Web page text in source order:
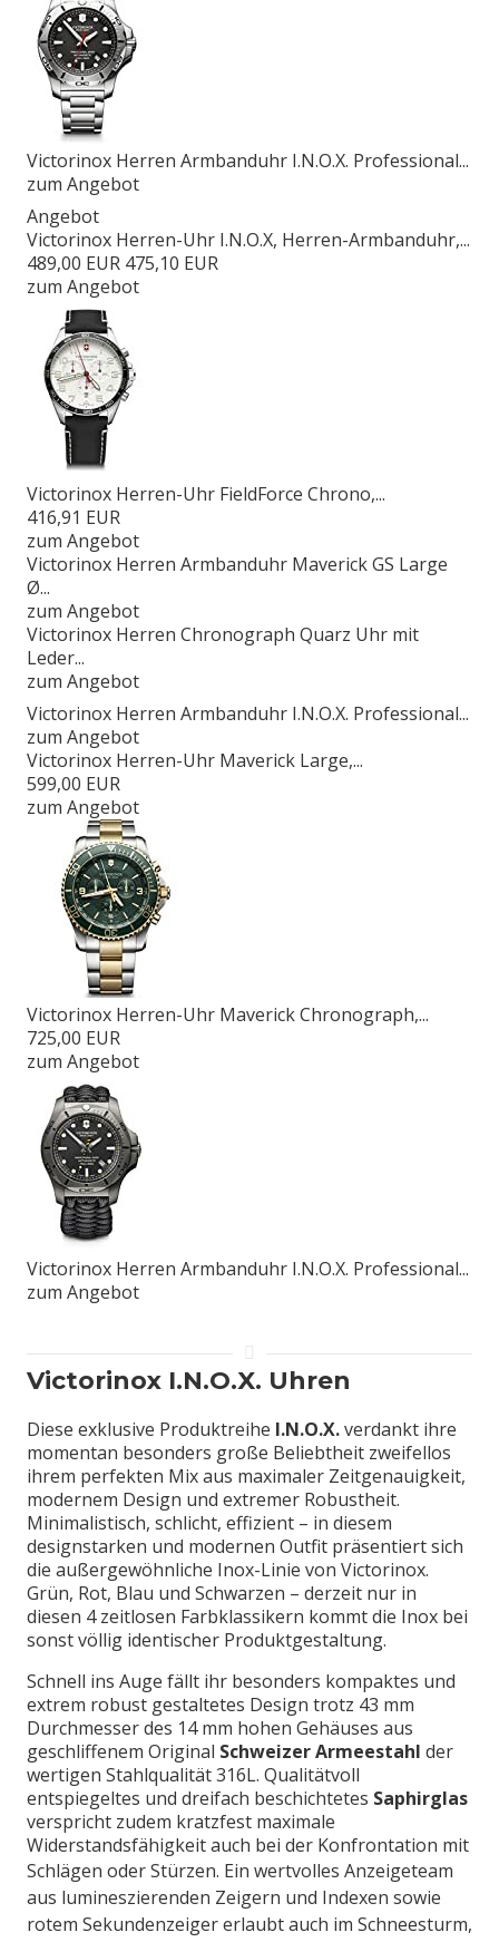
Victorinox Herren Armbanduhr I.N.O.X. Professional...
zum Angebot
Angebot
Victorinox Herren-Uhr I.N.O.X, Herren-Armbanduhr,...
489,00 EUR 475,10 EUR
zum Angebot
Victorinox Herren-Uhr FieldForce Chrono,...
416,91 EUR
zum Angebot
Victorinox Herren Armbanduhr Maverick GS Large
Ø...
zum Angebot
Victorinox Herren Chronograph Quarz Uhr mit
Leder...
zum Angebot
Victorinox Herren Armbanduhr I.N.O.X. Professional...
zum Angebot
Victorinox Herren-Uhr Maverick Large,...
599,00 EUR
zum Angebot
Victorinox Herren-Uhr Maverick Chronograph,...
725,00 EUR
zum Angebot
Victorinox Herren Armbanduhr I.N.O.X. Professional...
zum Angebot
Victorinox I.N.O.X. Uhren
Diese exklusive Produktreihe I.N.O.X.verdankt ihre
momentan besonders große Beliebtheit zweifellos
ihrem perfekten Mix aus maximaler Zeitgenauigkeit,
modernem Design und extremer Robustheit.
Minimalistisch, schlicht, effizient – in diesem
designstarken und modernen Outfit präsentiert sich
die außergewöhnliche Inox-Linie von Victorinox.
Grün, Rot, Blau und Schwarzen – derzeit nur in
diesen 4 zeitlosen Farbklassikern kommt die Inox bei
sonst völlig identischer Produktgestaltung.
Schnell ins Auge fällt ihr besonders kompaktes und
extrem robust gestaltetes Design trotz 43 mm
Durchmesser des 14 mm hohen Gehäuses aus
geschliffenem Original Schweizer Armeestahl der
wertigen Stahlqualität 316L. Qualitätvoll
entspiegeltes und dreifach beschichtetes Saphirglas
verspricht zudem kratzfest maximale
Widerstandsfähigkeit auch bei der Konfrontation mit
Schlägen oder Stürzen. Ein wertvolles Anzeigeteam
aus lumineszierenden Zeigern und Indexen sowie
rotem Sekundenzeiger erlaubt auch im Schneesturm,